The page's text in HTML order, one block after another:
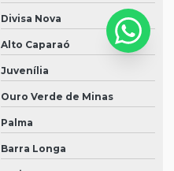
Divisa Nova
Alto Caparaó
Juvenília
Ouro Verde de Minas
Palma
Barra Longa